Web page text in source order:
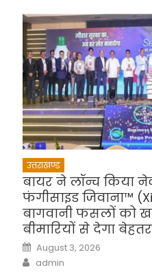
उत्तराखण्ड
बायर ने लॉन्च किया
फंगीसाइड जिवाना™️
बागवानी फसलों को
बीमारियों से देगा बेहतर
Posted
on
August 3, 2026
Author
admin